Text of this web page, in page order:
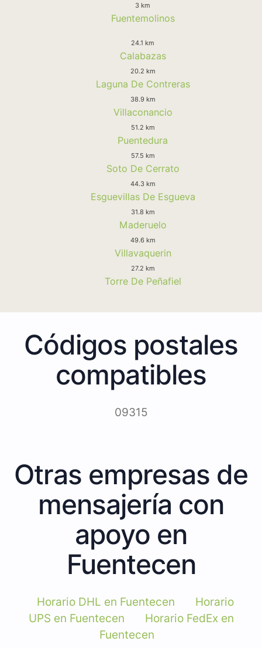
3 km
Fuentemolinos
24.1 km
Calabazas
20.2 km
Laguna De Contreras
38.9 km
Villaconancio
51.2 km
Puentedura
57.5 km
Soto De Cerrato
44.3 km
Esguevillas De Esgueva
31.8 km
Maderuelo
49.6 km
Villavaquerin
27.2 km
Torre De Peñafiel
Códigos postales
compatibles
09315
Otras empresas de
mensajería con
apoyo en
Fuentecen
Horario DHL en Fuentecen
Horario
UPS en Fuentecen
Horario FedEx en
Fuentecen